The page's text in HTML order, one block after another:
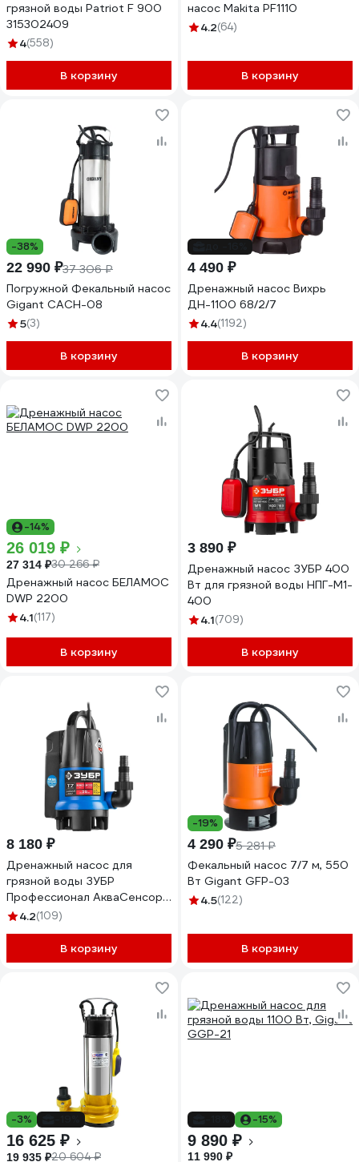
грязной воды Patriot F 900
315302409
4(558)
В корзину
насос Makita PF1110
4.2(64)
В корзину
-38%
22 990 ₽37 306 ₽
Погружной Фекальный насос
Gigant CACH-08
5(3)
В корзину
4 490 ₽
Дренажный насос Вихрь
ДН-1100 68/2/7
4.4(1192)
В корзину
-14%
26 019 ₽
27 314 ₽30 266 ₽
Дренажный насос БЕЛАМОС
DWP 2200
4.1(117)
В корзину
3 890 ₽
Дренажный насос ЗУБР 400
Вт для грязной воды НПГ-М1-
400
4.1(709)
В корзину
8 180 ₽
Дренажный насос для
грязной воды ЗУБР
Профессионал АкваСенсор
550 Вт НПГ-Т7-550
4.2(109)
В корзину
-19%
4 290 ₽5 281 ₽
Фекальный насос 7/7 м, 550
Вт Gigant GFP-03
4.5(122)
В корзину
-3%
16 625 ₽
19 935 ₽20 604 ₽
-15%
9 890 ₽
11 990 ₽